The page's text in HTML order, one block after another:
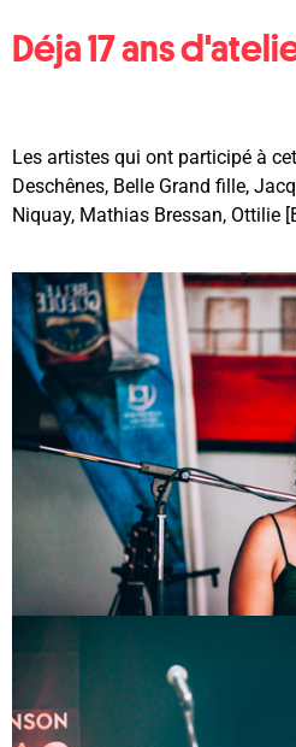
Déja 17 ans
Les artistes qui ont participé à
Deschênes, Belle Grand fille,
Niquay, Mathias Bressan, Ottilie